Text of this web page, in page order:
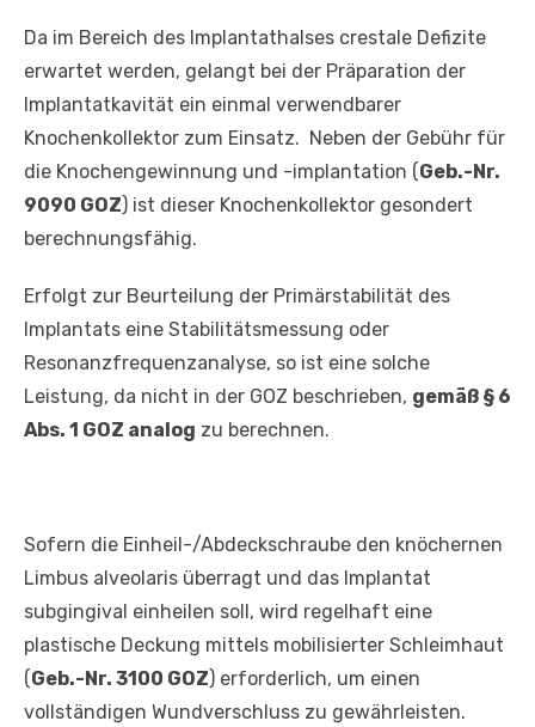
Da im Bereich des Implantathalses crestale Defizite
erwartet werden, gelangt bei der Präparation der
Implantatkavität ein einmal verwendbarer
Knochenkollektor zum Einsatz. Neben der Gebühr für
die Knochengewinnung und -implantation (Geb.-Nr.
9090 GOZ) ist dieser Knochenkollektor gesondert
berechnungsfähig.
Erfolgt zur Beurteilung der Primärstabilität des
Implantats eine Stabilitätsmessung oder
Resonanzfrequenzanalyse, so ist eine solche
Leistung, da nicht in der GOZ beschrieben, gemäß § 6
Abs. 1 GOZ analog zu berechnen.
Sofern die Einheil-/Abdeckschraube den knöchernen
Limbus alveolaris überragt und das Implantat
subgingival einheilen soll, wird regelhaft eine
plastische Deckung mittels mobilisierter Schleimhaut
(Geb.-Nr. 3100 GOZ) erforderlich, um einen
vollständigen Wundverschluss zu gewährleisten.